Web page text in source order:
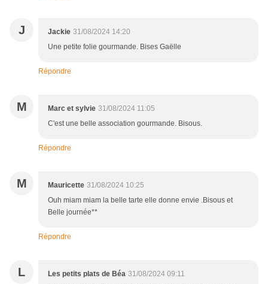
J Jackie 31/08/2024 14:20
Une petite folie gourmande. Bises Gaëlle
Répondre
M Marc et sylvie 31/08/2024 11:05
C'est une belle association gourmande. Bisous.
Répondre
M Mauricette 31/08/2024 10:25
Ouh miam miam la belle tarte elle donne envie .Bisous et
Belle journée**
Répondre
L Les petits plats de Béa 31/08/2024 09:11